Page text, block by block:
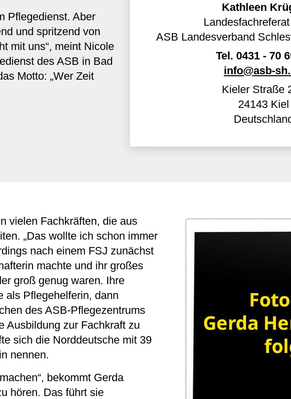
Pflegedienst. Aber
und spritzend von
mit uns“, meint Nicole
des ASB in Bad
Motto: „Wer Zeit
Kathleen
ASB Landesverband
Tel. 0431 - 70
info@asb-
Kieler Straße
24143 Kiel
vielen Fachkräften, die aus
„Das wollte ich schon immer
nach einem FSJ zunächst
machte und ihr großes
groß genug waren. Ihre
als Pflegehelferin, dann
des ASB-Pflegezentrums
Ausbildung zur Fachkraft zu
sich die Norddeutsche mit 39
nennen.
bekommt Gerda
hören. Das führt sie